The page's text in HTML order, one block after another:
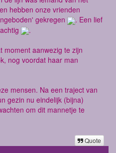
hebben onze vrienden
gekregen
. Een lief
.
moment aanwezig te zijn
nog voordat haar man
mensen. Na een traject van
gezin nu eindelijk (bijna)
om dit mannetje te
Quote